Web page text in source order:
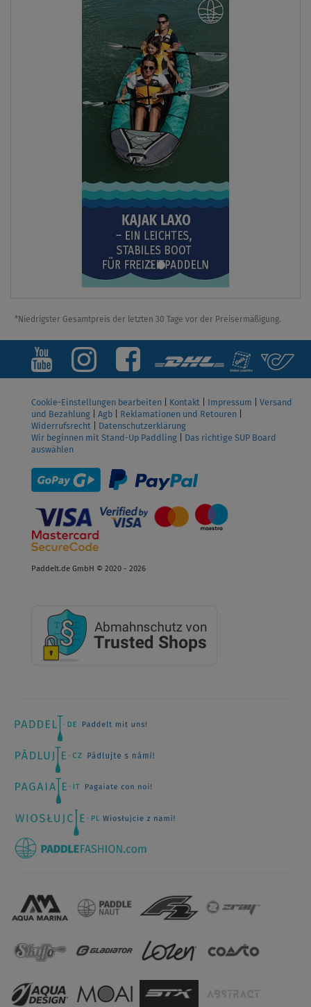
*Niedrigster Gesamtpreis der letzten 30 Tage vor der Preisermäßigung.
Cookie-Einstellungen bearbeiten Kontakt Impressum
Versand
und Bezahlung
Agb Reklamationen und Retouren
Widerrufsrecht
Datenschutzerklärung
Wir beginnen mit Stand-Up Paddling
Das richtige SUP Board
auswählen
Paddelt.de GmbH © 2020 - 2026